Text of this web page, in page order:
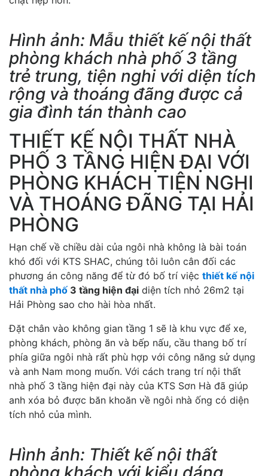
Hình ảnh: Mẫu thiết kế nội thất
phòng khách nhà phố 3 tầng
trẻ trung, tiện nghi với diện tích
rộng và thoáng đãng được cả
gia đình tán thành cao
THIẾT KẾ NỘI THẤT NHÀ
PHỐ 3 TẦNG HIỆN ĐẠI VỚI
PHÒNG KHÁCH TIỆN NGHI
VÀ THOÁNG ĐÃNG TẠI HẢI
PHÒNG
Hạn chế về chiều dài của ngôi nhà không là bài toán
khó đối với KTS SHAC, chúng tôi luôn cân đối các
phương án công năng để từ đó bố trí việc thiết kế nội
thất nhà phố3 tầng hiện đại diện tích nhỏ 26m2 tại
Hải Phòng sao cho hài hòa nhất.
Đặt chân vào không gian tầng 1 sẽ là khu vực để xe,
phòng khách, phòng ăn và bếp nấu, cầu thang bố trí
phía giữa ngôi nhà rất phù hợp với công năng sử dụng
và anh Nam mong muốn. Với cách trang trí nội thất
nhà phố 3 tầng hiện đại này của KTS Sơn Hà đã giúp
anh xóa bỏ được băn khoăn về ngôi nhà ống có diện
tích nhỏ của mình.
Hình ảnh: Thiết kế nội thất